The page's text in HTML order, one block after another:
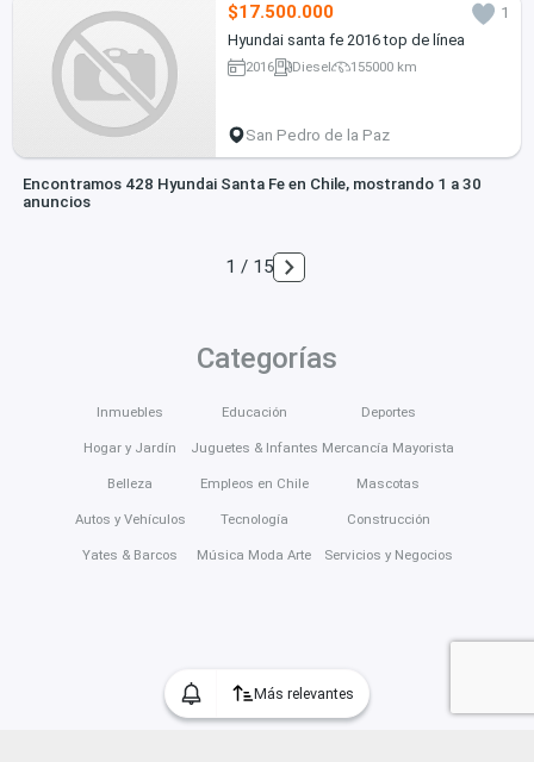
Más relevantes
$17.500.000
1
Hyundai santa fe 2016 top de línea
2016 Diesel 155000 km
San Pedro de la Paz
Encontramos 428 Hyundai Santa Fe en Chile, mostrando 1 a 30
anuncios
1 / 15
Categorías
Inmuebles
Hogar y Jardín
Belleza
Autos y Vehículos
Yates & Barcos
Educación
Juguetes & Infantes
Empleos en Chile
Tecnología
Música Moda Arte
Deportes
Mercancía Mayorista
Mascotas
Construcción
Servicios y Negocios